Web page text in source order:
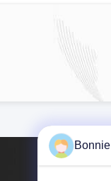
Bonnie